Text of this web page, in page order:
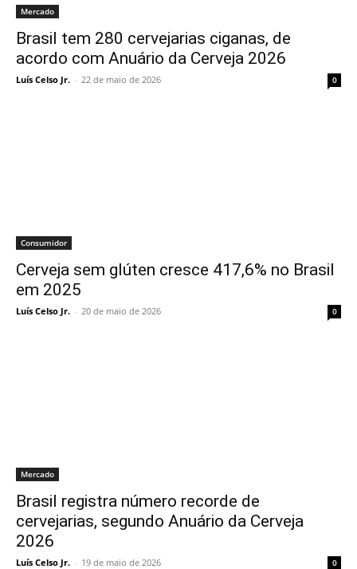
Mercado
Brasil tem 280 cervejarias ciganas, de
acordo com Anuário da Cerveja 2026
Luís Celso Jr. - 22 de maio de 2026 0
Consumidor
Cerveja sem glúten cresce 417,6% no Brasil
em 2025
Luís Celso Jr. - 20 de maio de 2026 0
Mercado
Brasil registra número recorde de
cervejarias, segundo Anuário da Cerveja
2026
Luís Celso Jr. - 19 de maio de 2026 0